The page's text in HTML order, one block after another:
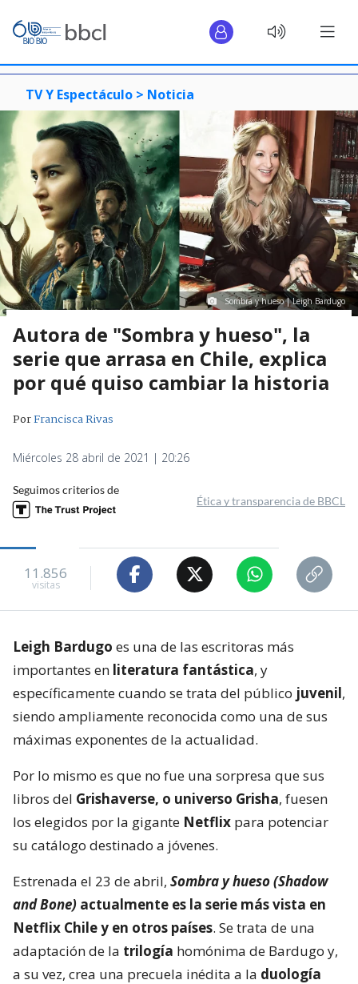
TV Y Espectáculo > Noticia
Sombra y hueso | Leigh Bardugo
Autora de "Sombra y hueso", la
serie que arrasa en Chile, explica
por qué quiso cambiar la historia
PorFrancisca Rivas
Miércoles 28 abril de 2021 | 20:26
Seguimos criterios de
Ética y transparencia de BBCL
11.856
visitas
Leigh Bardugo es una de las escritoras más
importantes en literatura fantástica, y
específicamente cuando se trata del público juvenil,
siendo ampliamente reconocida como una de sus
máximas exponentes de la actualidad.
Por lo mismo es que no fue una sorpresa que sus
libros del Grishaverse, o universo Grisha, fuesen
los elegidos por la gigante Netflix para potenciar
su catálogo destinado a jóvenes.
Estrenada el 23 de abril, Sombra y hueso (Shadow
and Bone) actualmente es la serie más vista en
Netflix Chile y en otros países. Se trata de una
adaptación de la trilogía homónima de Bardugo y,
a su vez, crea una precuela inédita a la duología